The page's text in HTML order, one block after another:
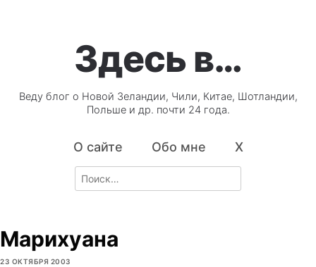
Здесь в…
Веду блог о Новой Зеландии, Чили, Китае, Шотландии,
Польше и др. почти 24 года.
О сайте Обо мне X
Search
for:
Марихуана
23 ОКТЯБРЯ 2003